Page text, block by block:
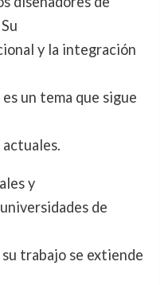
y la integración
un tema que sigue
y
de
trabajo se extiende